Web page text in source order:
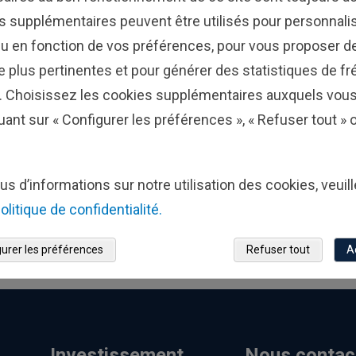
à éviter en matière de retraite
erreurs Ne vous laissez pas aller à penser que
courantes sont ...
Voir plus
77
par page 12
supplémentaires peuvent être utilisés pour
en fonction de vos préférences, pour vous proposer
plus pertinentes et pour générer des statistiques de
Choisissez les cookies supplémentaires auxquels
sur « Configurer les préférences », « Refuser tout »
d’informations sur notre utilisation des cookies,
de confidentialité.
Refuser tout
les préférences